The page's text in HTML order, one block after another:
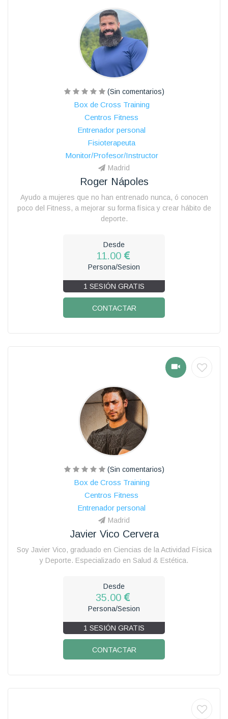
(Sin comentarios)
Box de Cross Training
Centros Fitness
Entrenador personal
Fisioterapeuta
Monitor/Profesor/Instructor
Madrid
Roger Nápoles
Ayudo a mujeres que no han entrenado nunca, ó conocen
poco del Fitness, a mejorar su forma física y crear hábito de
deporte.
Desde
11.00
Persona/Sesion
1 SESIÓN GRATIS
CONTACTAR
(Sin comentarios)
Box de Cross Training
Centros Fitness
Entrenador personal
Madrid
Javier Vico Cervera
Soy Javier Vico, graduado en Ciencias de la Actividad Física
y Deporte. Especializado en Salud & Estética.
Desde
35.00
Persona/Sesion
1 SESIÓN GRATIS
CONTACTAR